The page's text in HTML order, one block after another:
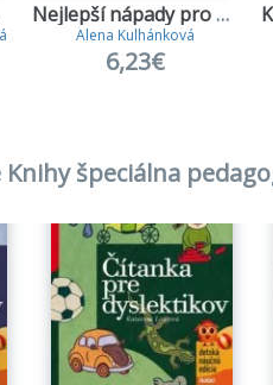
Nejlepší nápady pro děti
Alena Kulhánková
6,23€
špeciálna